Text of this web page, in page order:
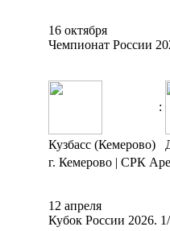
16 октября
Чемпионат России
:
Кузбасс (Кемерово)
г. Кемерово | СРК
12 апреля
Кубок России 2026.